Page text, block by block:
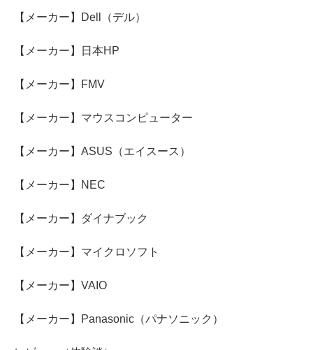
【メーカー】Dell（デル）
【メーカー】日本HP
【メーカー】FMV
【メーカー】マウスコンピューター
【メーカー】ASUS（エイスース）
【メーカー】NEC
【メーカー】ダイナブック
【メーカー】マイクロソフト
【メーカー】VAIO
【メーカー】Panasonic（パナソニック）